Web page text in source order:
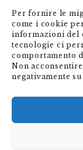
Per fornire le
come i cookie
informazioni del
tecnologie ci
comportamento
Non
negativamente
Spese di
Politica dei resi
Informativa
Il mio account
Carrello
Via Giovanni
Casella postale